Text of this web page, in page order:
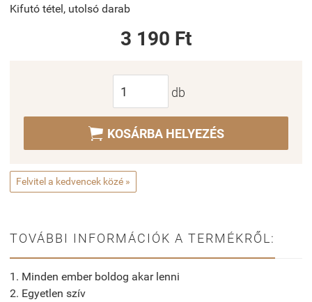
Kifutó tétel, utolsó darab
3 190 Ft
db
 KOSÁRBA HELYEZÉS
Felvitel a kedvencek közé »
TOVÁBBI INFORMÁCIÓK A TERMÉKRŐL:
1. Minden ember boldog akar lenni
2. Egyetlen szív